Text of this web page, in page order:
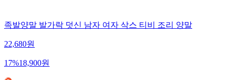
족발양말 발가락 덧신 남자 여자 삭스 티비 조리 양말
22,680원
17%18,900원